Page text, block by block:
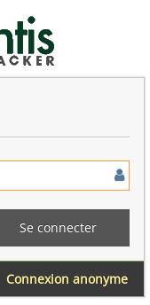
Connexion anonyme